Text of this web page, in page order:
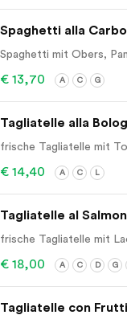
Spaghetti alla
Spaghetti mit Obers,
€ 13,70 A C G
Tagliatelle alla
frische Tagliatelle mit
€ 14,40 A C L
Tagliatelle al
frische Tagliatelle mit
€ 18,00 A C D G
Tagliatelle con